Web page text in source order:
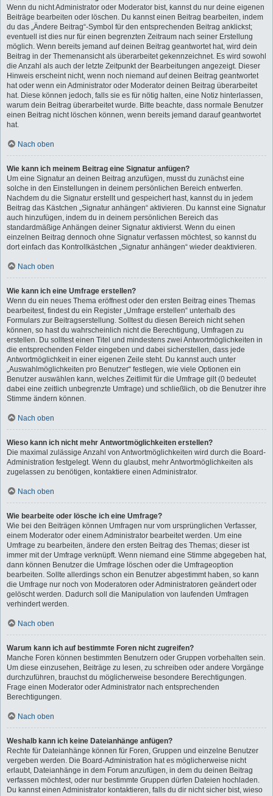
Wenn du nicht Administrator oder Moderator bist, kannst du nur deine eigenen
Beiträge bearbeiten oder löschen. Du kannst einen Beitrag bearbeiten, indem
du das „Ändere Beitrag“-Symbol für den entsprechenden Beitrag anklickst;
eventuell ist dies nur für einen begrenzten Zeitraum nach seiner Erstellung
möglich. Wenn bereits jemand auf deinen Beitrag geantwortet hat, wird dein
Beitrag in der Themenansicht als überarbeitet gekennzeichnet. Es wird sowohl
die Anzahl als auch der letzte Zeitpunkt der Bearbeitungen angezeigt. Dieser
Hinweis erscheint nicht, wenn noch niemand auf deinen Beitrag geantwortet
hat oder wenn ein Administrator oder Moderator deinen Beitrag überarbeitet
hat. Diese können jedoch, falls sie es für nötig halten, eine Notiz hinterlassen,
warum dein Beitrag überarbeitet wurde. Bitte beachte, dass normale Benutzer
einen Beitrag nicht löschen können, wenn bereits jemand darauf geantwortet
hat.
Nach oben
Wie kann ich meinem Beitrag eine Signatur anfügen?
Um eine Signatur an deinen Beitrag anzufügen, musst du zunächst eine
solche in den Einstellungen in deinem persönlichen Bereich entwerfen.
Nachdem du die Signatur erstellt und gespeichert hast, kannst du in jedem
Beitrag das Kästchen „Signatur anhängen“ aktivieren. Du kannst eine Signatur
auch hinzufügen, indem du in deinem persönlichen Bereich das
standardmäßige Anhängen deiner Signatur aktivierst. Wenn du einen
einzelnen Beitrag dennoch ohne Signatur verfassen möchtest, so kannst du
dort einfach das Kontrollkästchen „Signatur anhängen“ wieder deaktivieren.
Nach oben
Wie kann ich eine Umfrage erstellen?
Wenn du ein neues Thema eröffnest oder den ersten Beitrag eines Themas
bearbeitest, findest du ein Register „Umfrage erstellen“ unterhalb des
Formulars zur Beitragserstellung. Solltest du diesen Bereich nicht sehen
können, so hast du wahrscheinlich nicht die Berechtigung, Umfragen zu
erstellen. Du solltest einen Titel und mindestens zwei Antwortmöglichkeiten in
die entsprechenden Felder eingeben und dabei sicherstellen, dass jede
Antwortmöglichkeit in einer eigenen Zeile steht. Du kannst auch unter
„Auswahlmöglichkeiten pro Benutzer“ festlegen, wie viele Optionen ein
Benutzer auswählen kann, welches Zeitlimit für die Umfrage gilt (0 bedeutet
dabei eine zeitlich unbegrenzte Umfrage) und schließlich, ob die Benutzer ihre
Stimme ändern können.
Nach oben
Wieso kann ich nicht mehr Antwortmöglichkeiten erstellen?
Die maximal zulässige Anzahl von Antwortmöglichkeiten wird durch die Board-
Administration festgelegt. Wenn du glaubst, mehr Antwortmöglichkeiten als
zugelassen zu benötigen, kontaktiere einen Administrator.
Nach oben
Wie bearbeite oder lösche ich eine Umfrage?
Wie bei den Beiträgen können Umfragen nur vom ursprünglichen Verfasser,
einem Moderator oder einem Administrator bearbeitet werden. Um eine
Umfrage zu bearbeiten, ändere den ersten Beitrag des Themas; dieser ist
immer mit der Umfrage verknüpft. Wenn niemand eine Stimme abgegeben hat,
dann können Benutzer die Umfrage löschen oder die Umfrageoption
bearbeiten. Sollte allerdings schon ein Benutzer abgestimmt haben, so kann
die Umfrage nur noch von Moderatoren oder Administratoren geändert oder
gelöscht werden. Dadurch soll die Manipulation von laufenden Umfragen
verhindert werden.
Nach oben
Warum kann ich auf bestimmte Foren nicht zugreifen?
Manche Foren können bestimmten Benutzern oder Gruppen vorbehalten sein.
Um diese einzusehen, Beiträge zu lesen, zu schreiben oder andere Vorgänge
durchzuführen, brauchst du möglicherweise besondere Berechtigungen.
Frage einen Moderator oder Administrator nach entsprechenden
Berechtigungen.
Nach oben
Weshalb kann ich keine Dateianhänge anfügen?
Rechte für Dateianhänge können für Foren, Gruppen und einzelne Benutzer
vergeben werden. Die Board-Administration hat es möglicherweise nicht
erlaubt, Dateianhänge in dem Forum anzufügen, in dem du deinen Beitrag
verfassen möchtest, oder nur bestimmte Gruppen dürfen Dateien hochladen.
Du kannst einen Administrator kontaktieren, falls du dir nicht sicher bist, wieso